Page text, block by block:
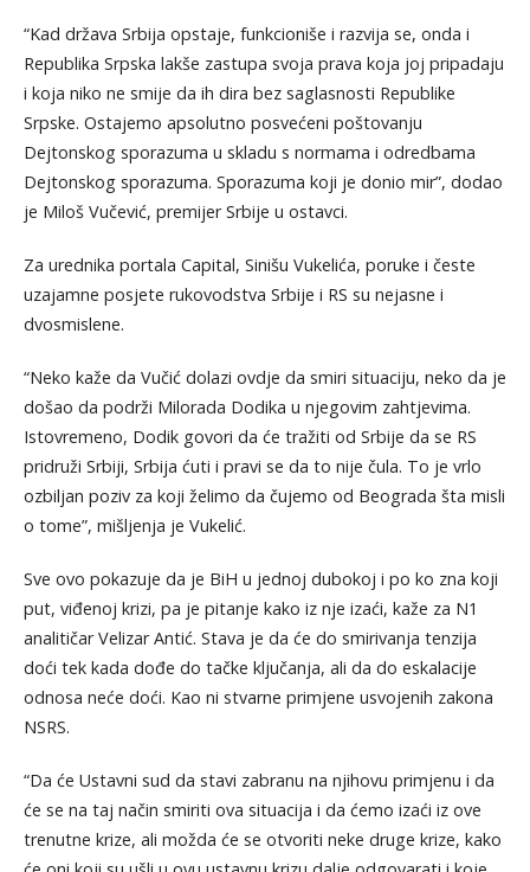
“Kad država Srbija opstaje, funkcioniše i razvija se, onda i
Republika Srpska lakše zastupa svoja prava koja joj pripadaju
i koja niko ne smije da ih dira bez saglasnosti Republike
Srpske. Ostajemo apsolutno posvećeni poštovanju
Dejtonskog sporazuma u skladu s normama i odredbama
Dejtonskog sporazuma. Sporazuma koji je donio mir”, dodao
je Miloš Vučević, premijer Srbije u ostavci.
Za urednika portala Capital, Sinišu Vukelića, poruke i česte
uzajamne posjete rukovodstva Srbije i RS su nejasne i
dvosmislene.
“Neko kaže da Vučić dolazi ovdje da smiri situaciju, neko da je
došao da podrži Milorada Dodika u njegovim zahtjevima.
Istovremeno, Dodik govori da će tražiti od Srbije da se RS
pridruži Srbiji, Srbija ćuti i pravi se da to nije čula. To je vrlo
ozbiljan poziv za koji želimo da čujemo od Beograda šta misli
o tome”, mišljenja je Vukelić.
Sve ovo pokazuje da je BiH u jednoj dubokoj i po ko zna koji
put, viđenoj krizi, pa je pitanje kako iz nje izaći, kaže za N1
analitičar Velizar Antić. Stava je da će do smirivanja tenzija
doći tek kada dođe do tačke ključanja, ali da do eskalacije
odnosa neće doći. Kao ni stvarne primjene usvojenih zakona
NSRS.
“Da će Ustavni sud da stavi zabranu na njihovu primjenu i da
će se na taj način smiriti ova situacija i da ćemo izaći iz ove
trenutne krize, ali možda će se otvoriti neke druge krize, kako